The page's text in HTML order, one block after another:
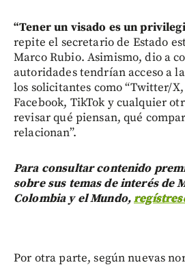
“Tener un visado es un
repite el secretario de Estado
Marco Rubio. Asimismo, dio a
autoridades tendrían acceso a
los solicitantes como “Twitter/
Facebook, TikTok y cualquier
revisar qué piensan, qué
relacionan”.
Para consultar contenido
sobre sus temas de interés de
Colombia y el Mundo,
Por otra parte, según nuevas